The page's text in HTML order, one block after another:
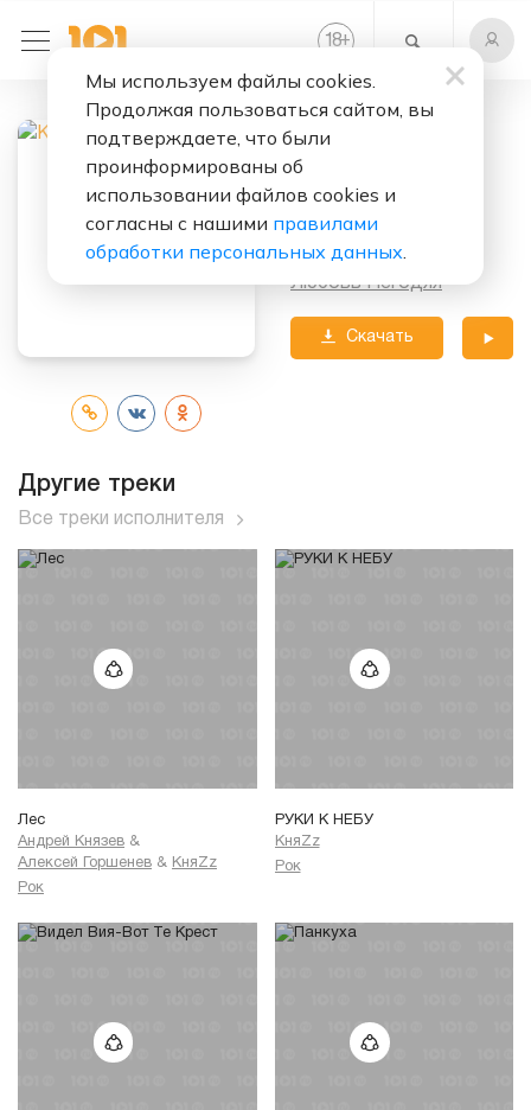
18+
Карл
Альбом:
Любовь Негодяя
Скачать
Другие треки
Все треки исполнителя
Лес
Андрей Князев &
Алексей Горшенев & КняZz
Рок
РУКИ К НЕБУ
КняZz
Рок
Мы используем файлы cookies.
Продолжая пользоваться сайтом, вы
подтверждаете, что были
проинформированы об
использовании файлов cookies и
согласны с нашими правилами
обработки персональных данных.